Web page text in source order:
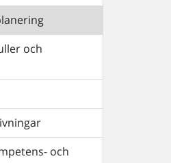
och
och